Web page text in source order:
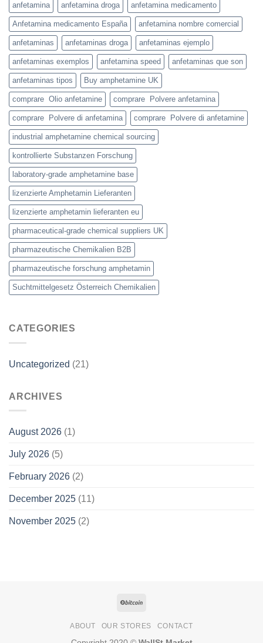
anfetamina anfetamina droga anfetamina medicamento
Anfetamina medicamento España anfetamina nombre comercial
anfetaminas anfetaminas droga anfetaminas ejemplo
anfetaminas exemplos anfetamina speed anfetaminas que son
anfetaminas tipos Buy amphetamine UK
comprare Olio anfetamine comprare Polvere anfetamina
comprare Polvere di anfetamina comprare Polvere di anfetamine
industrial amphetamine chemical sourcing
kontrollierte Substanzen Forschung
laboratory-grade amphetamine base
lizenzierte Amphetamin Lieferanten
lizenzierte amphetamin lieferanten eu
pharmaceutical-grade chemical suppliers UK
pharmazeutische Chemikalien B2B
pharmazeutische forschung amphetamin
Suchtmittelgesetz Österreich Chemikalien
CATEGORIES
Uncategorized (21)
ARCHIVES
August 2026 (1)
July 2026 (5)
February 2026 (2)
December 2025 (11)
November 2025 (2)
ABOUT OUR STORES CONTACT